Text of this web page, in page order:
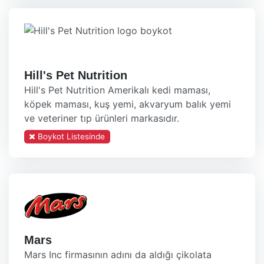
Hill's Pet Nutrition
Hill's Pet Nutrition Amerikalı kedi maması,
köpek maması, kuş yemi, akvaryum balık yemi
ve veteriner tıp ürünleri markasıdır.
Boykot Listesinde
Mars
Mars Inc firmasının adını da aldığı çikolata